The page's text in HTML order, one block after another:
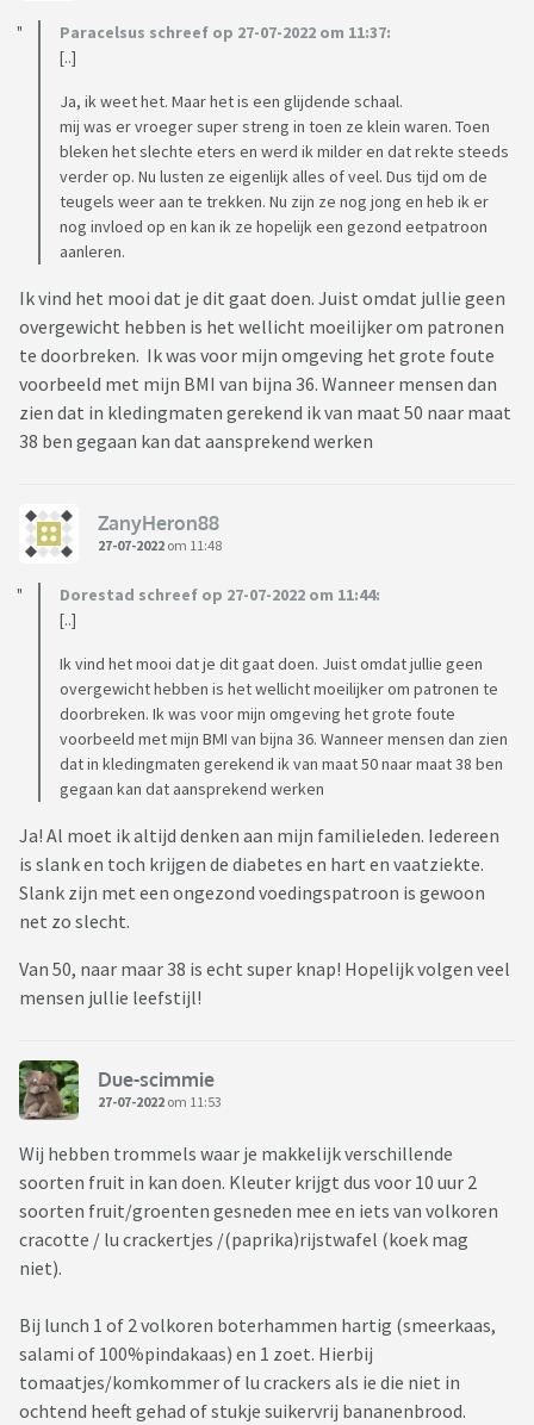
Paracelsus schreef op 27-07-2022 om 11:37:
[..]
Ja, ik weet het. Maar het is een glijdende schaal.
mij was er vroeger super streng in toen ze klein waren. Toen
bleken het slechte eters en werd ik milder en dat rekte steeds
verder op. Nu lusten ze eigenlijk alles of veel. Dus tijd om de
teugels weer aan te trekken. Nu zijn ze nog jong en heb ik er
nog invloed op en kan ik ze hopelijk een gezond eetpatroon
aanleren.
Ik vind het mooi dat je dit gaat doen. Juist omdat jullie geen
overgewicht hebben is het wellicht moeilijker om patronen
te doorbreken. Ik was voor mijn omgeving het grote foute
voorbeeld met mijn BMI van bijna 36. Wanneer mensen dan
zien dat in kledingmaten gerekend ik van maat 50 naar maat
38 ben gegaan kan dat aansprekend werken
ZanyHeron88
27-07-2022 om 11:48
Dorestad schreef op 27-07-2022 om 11:44:
[..]
Ik vind het mooi dat je dit gaat doen. Juist omdat jullie geen
overgewicht hebben is het wellicht moeilijker om patronen te
doorbreken. Ik was voor mijn omgeving het grote foute
voorbeeld met mijn BMI van bijna 36. Wanneer mensen dan zien
dat in kledingmaten gerekend ik van maat 50 naar maat 38 ben
gegaan kan dat aansprekend werken
Ja! Al moet ik altijd denken aan mijn familieleden. Iedereen
is slank en toch krijgen de diabetes en hart en vaatziekte.
Slank zijn met een ongezond voedingspatroon is gewoon
net zo slecht.
Van 50, naar maar 38 is echt super knap! Hopelijk volgen veel
mensen jullie leefstijl!
Due-scimmie
27-07-2022 om 11:53
Wij hebben trommels waar je makkelijk verschillende
soorten fruit in kan doen. Kleuter krijgt dus voor 10 uur 2
soorten fruit/groenten gesneden mee en iets van volkoren
cracotte / lu crackertjes /(paprika)rijstwafel (koek mag
niet).
Bij lunch 1 of 2 volkoren boterhammen hartig (smeerkaas,
salami of 100%pindakaas) en 1 zoet. Hierbij
tomaatjes/komkommer of lu crackers als ie die niet in
ochtend heeft gehad of stukje suikervrij bananenbrood.